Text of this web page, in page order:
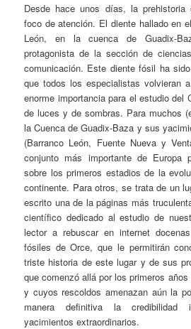
Desde hace unos días, la prehistoria
foco de atención. El diente hallado en
León, en la cuenca de Guadix-
protagonista de la sección de
comunicación. Este diente fósil ha
que todos los especialistas volvieran
enorme importancia para el estudio del
de luces y de sombras. Para muchos
la Cuenca de Guadix-Baza y sus
(Barranco León, Fuente Nueva y
conjunto más importante de Europa
sobre los primeros estadios de la
continente. Para otros, se trata de un
escrito una de la páginas más
científico dedicado al estudio de
lector a rebuscar en internet
fósiles de Orce, que le permitirán
triste historia de este lugar y de sus
que comenzó allá por los primeros
y cuyos rescoldos amenazan aún la
manera definitiva la credibilidad
yacimientos extraordinarios.